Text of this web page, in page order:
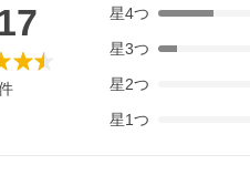
星4つ
星3つ
星2つ
星1つ